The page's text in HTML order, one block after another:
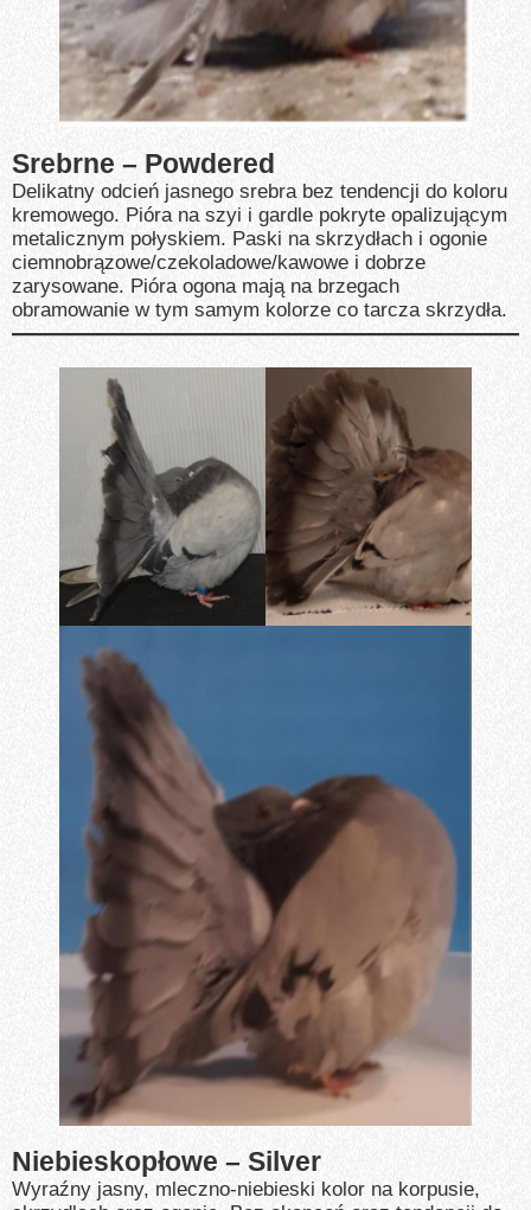
Srebrne – Powdered
Delikatny odcień jasnego srebra bez tendencji do koloru
kremowego. Pióra na szyi i gardle pokryte opalizującym
metalicznym połyskiem. Paski na skrzydłach i ogonie
ciemnobrązowe/czekoladowe/kawowe i dobrze
zarysowane. Pióra ogona mają na brzegach
obramowanie w tym samym kolorze co tarcza skrzydła.
Niebieskopłowe – Silver
Wyraźny jasny, mleczno-niebieski kolor na korpusie,